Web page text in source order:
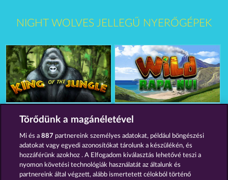
NIGHT WOLVES JELLEGŰ NYERŐGÉPEK
Törődünk a magánéletével
Mi és a887 partnereink személyes adatokat, például böngészési
adatokat vagy egyedi azonosítókat tárolunk a készülékén, és
hozzáférünk azokhoz . A Elfogadom kiválasztás lehetővé teszi a
nyomon követési technológiák használatát az általunk és
partnereink által végzett, alább ismertetett célokból történő